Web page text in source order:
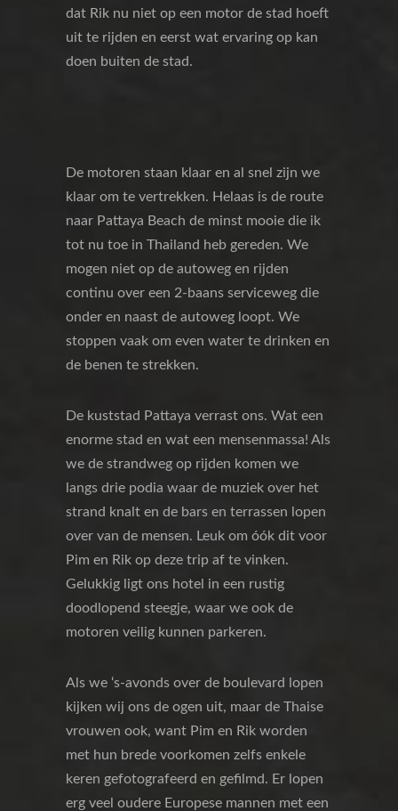
dat Rik nu niet op een motor de stad hoeft
uit te rijden en eerst wat ervaring op kan
doen buiten de stad.
De motoren staan klaar en al snel zijn we
klaar om te vertrekken. Helaas is de route
naar Pattaya Beach de minst mooie die ik
tot nu toe in Thailand heb gereden. We
mogen niet op de autoweg en rijden
continu over een 2-baans serviceweg die
onder en naast de autoweg loopt. We
stoppen vaak om even water te drinken en
de benen te strekken.
De kuststad Pattaya verrast ons. Wat een
enorme stad en wat een mensenmassa! Als
we de strandweg op rijden komen we
langs drie podia waar de muziek over het
strand knalt en de bars en terrassen lopen
over van de mensen. Leuk om óók dit voor
Pim en Rik op deze trip af te vinken.
Gelukkig ligt ons hotel in een rustig
doodlopend steegje, waar we ook de
motoren veilig kunnen parkeren.
Als we ‘s-avonds over de boulevard lopen
kijken wij ons de ogen uit, maar de Thaise
vrouwen ook, want Pim en Rik worden
met hun brede voorkomen zelfs enkele
keren gefotografeerd en gefilmd. Er lopen
erg veel oudere Europese mannen met een